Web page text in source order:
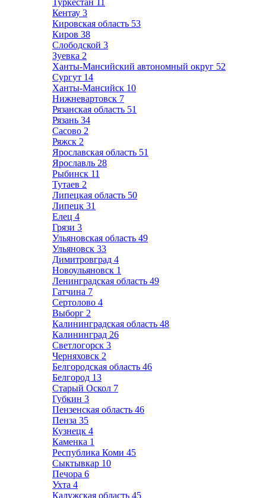
Туркестан 11
Кентау 3
Кировская область 53
Киров 38
Слободской 3
Зуевка 2
Ханты-Мансийский автономный округ 52
Сургут 14
Ханты-Мансийск 10
Нижневартовск 7
Рязанская область 51
Рязань 34
Сасово 2
Ряжск 2
Ярославская область 51
Ярославль 28
Рыбинск 11
Тутаев 2
Липецкая область 50
Липецк 31
Елец 4
Грязи 3
Ульяновская область 49
Ульяновск 33
Димитровград 4
Новоульяновск 1
Ленинградская область 49
Гатчина 7
Сертолово 4
Выборг 2
Калининградская область 48
Калининград 26
Светлогорск 3
Черняховск 2
Белгородская область 46
Белгород 13
Старый Оскол 7
Губкин 3
Пензенская область 46
Пенза 35
Кузнецк 4
Каменка 1
Республика Коми 45
Сыктывкар 10
Печора 6
Ухта 4
Калужская область 45